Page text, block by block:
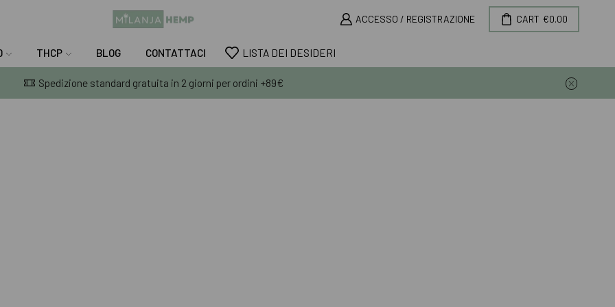
ACCESSO / REGISTRAZIONE CART €0.00
THCP BLOG CONTATTACI LISTA DEI DESIDERI
Spedizione standard gratuita in 2 giorni per ordini +89€